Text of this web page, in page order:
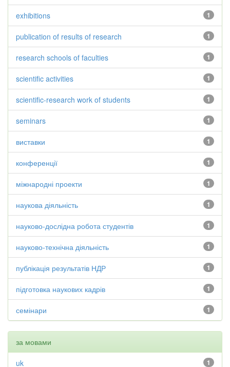
1
exhibitions
1
publication of results of research
1
research schools of faculties
1
scientific activities
1
scientific-research work of students
1
seminars
1
виставки
1
конференції
1
міжнародні проекти
1
наукова діяльність
1
науково-дослідна робота студентів
1
науково-технічна діяльність
1
публікація результатів НДР
1
підготовка наукових кадрів
1
семінари
за мовами
1
uk